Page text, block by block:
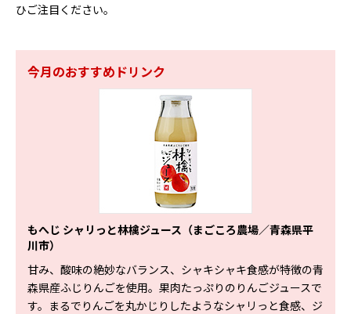
ひご注目ください。
今月のおすすめドリンク
もへじ シャリっと林檎ジュース（まごころ農場／⻘森県平
川市）
甘み、酸味の絶妙なバランス、シャキシャキ食感が特徴の青
森県産ふじりんごを使用。果肉たっぷりのりんごジュースで
す。まるでりんごを丸かじりしたようなシャリっと食感、ジ